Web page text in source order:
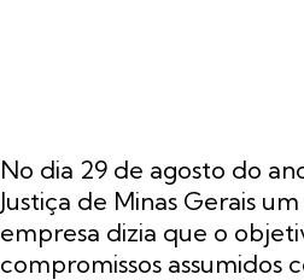
No dia 29 de agosto do
Justiça de Minas Gerais
empresa dizia que o
compromissos